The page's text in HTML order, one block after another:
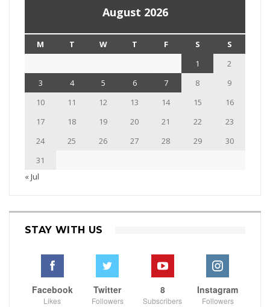
August 2026
M T W T F S
S
1
2
3
4 5 6 7 8
9
10
11 12 13 14 15
16
17
18 19 20 21 22
23
24
25 26 27 28 29
30
31
« Jul
STAY WITH US
Facebook
Likes
Twitter
Followers
8
Subscribers
Instagram
Followers